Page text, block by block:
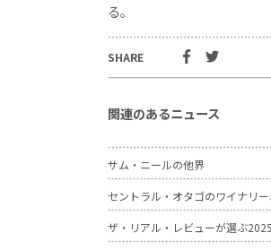
る。
SHARE
関連のあるニュース
サム・ニールの他界
セントラル・オタゴのワイナリ
ザ・リアル・レビューが選ぶ